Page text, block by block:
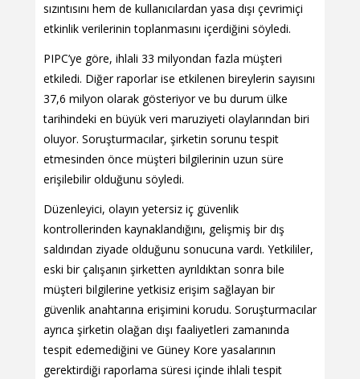
sızıntısını hem de kullanıcılardan yasa dışı çevrimiçi
etkinlik verilerinin toplanmasını içerdiğini söyledi.
PIPC’ye göre, ihlali 33 milyondan fazla müşteri
etkiledi. Diğer raporlar ise etkilenen bireylerin sayısını
37,6 milyon olarak gösteriyor ve bu durum ülke
tarihindeki en büyük veri maruziyeti olaylarından biri
oluyor. Soruşturmacılar, şirketin sorunu tespit
etmesinden önce müşteri bilgilerinin uzun süre
erişilebilir olduğunu söyledi.
Düzenleyici, olayın yetersiz iç güvenlik
kontrollerinden kaynaklandığını, gelişmiş bir dış
saldırıdan ziyade olduğunu sonucuna vardı. Yetkililer,
eski bir çalışanın şirketten ayrıldıktan sonra bile
müşteri bilgilerine yetkisiz erişim sağlayan bir
güvenlik anahtarına erişimini korudu. Soruşturmacılar
ayrıca şirketin olağan dışı faaliyetleri zamanında
tespit edemediğini ve Güney Kore yasalarının
gerektirdiği raporlama süresi içinde ihlali tespit